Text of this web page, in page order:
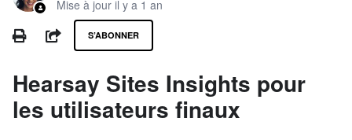
Mise à jour il y a 1 an
PRINTPARTAGER
S’ABONNER
Hearsay Sites Insights pour
les utilisateurs finaux